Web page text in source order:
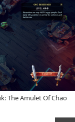
The Amulet Of Chao